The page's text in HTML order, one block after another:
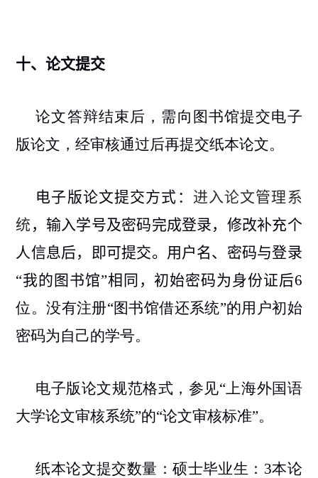
十、论文提交
论文答辩结束后，需向图书馆提交电子
版论文，经审核通过后再提交纸本论文。
电子版论文提交方式： 进入论文管理系
统 ，输入学号及密码完成登录，修改补充个
人信息后，即可提交。用户名、密码与登录
“我的图书馆”相同，初始密码为身份证后6
位。没有注册“图书馆借还系统”的用户初始
密码为自己的学号。
电子版论文规范格式，参见“上海外国语
大学论文审核系统”的“论文审核标准”。
纸本论文提交数量：硕士毕业生： 3本论